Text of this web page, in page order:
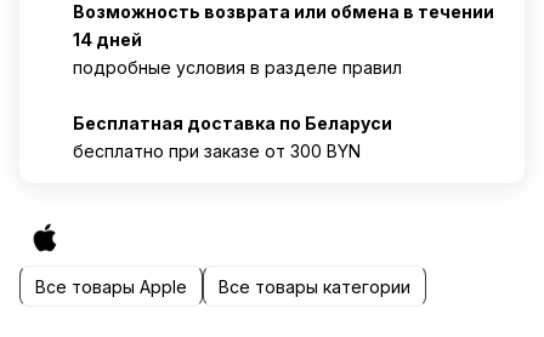
Возможность возврата или обмена в течении
14 дней
подробные условия в разделе правил
Бесплатная доставка по Беларуси
бесплатно при заказе от 300 BYN
Все товары Apple Все товары категории